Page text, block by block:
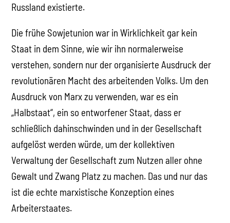
Russland existierte.
Die frühe Sowjetunion war in Wirklichkeit gar kein
Staat in dem Sinne, wie wir ihn normalerweise
verstehen, sondern nur der organisierte Ausdruck der
revolutionären Macht des arbeitenden Volks. Um den
Ausdruck von Marx zu verwenden, war es ein
„Halbstaat“, ein so entworfener Staat, dass er
schließlich dahinschwinden und in der Gesellschaft
aufgelöst werden würde, um der kollektiven
Verwaltung der Gesellschaft zum Nutzen aller ohne
Gewalt und Zwang Platz zu machen. Das und nur das
ist die echte marxistische Konzeption eines
Arbeiterstaates.